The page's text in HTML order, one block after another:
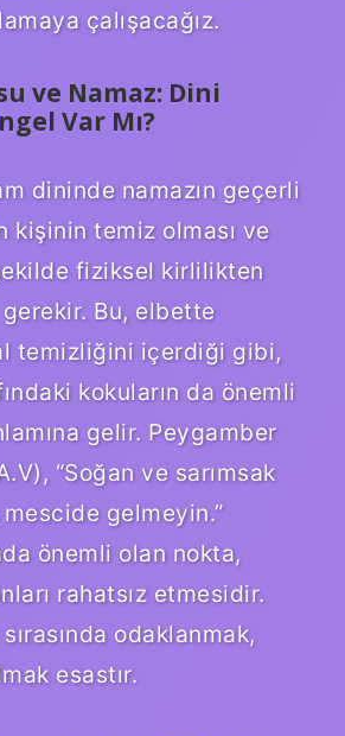
çalışacağız.
ve Namaz: Dini
Var Mı?
dininde namazın geçerli
kişinin temiz olması ve
fiziksel kirlilikten
gerekir. Bu, elbette
temizliğini içerdiği gibi,
kokuların da önemli
gelir. Peygamber
“Soğan ve sarımsak
gelmeyin.”
önemli olan nokta,
rahatsız etmesidir.
odaklanmak,
esastır.